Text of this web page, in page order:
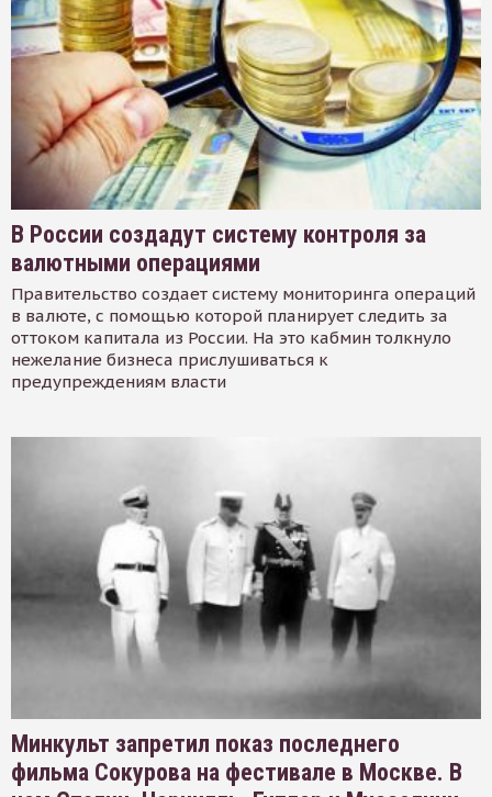
В России создадут систему контроля за
валютными операциями
Правительство создает систему мониторинга операций
в валюте, с помощью которой планирует следить за
оттоком капитала из России. На это кабмин толкнуло
нежелание бизнеса прислушиваться к
предупреждениям власти
Минкульт запретил показ последнего
фильма Сокурова на фестивале в Москве. В